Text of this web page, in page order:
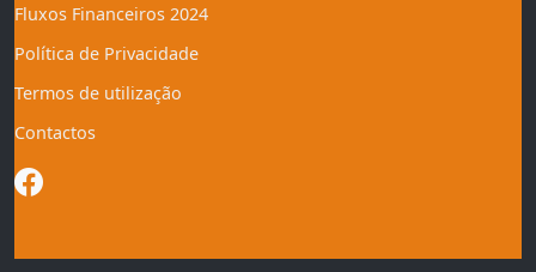
Fluxos Financeiros 2024
Política de Privacidade
Termos de utilização
Contactos